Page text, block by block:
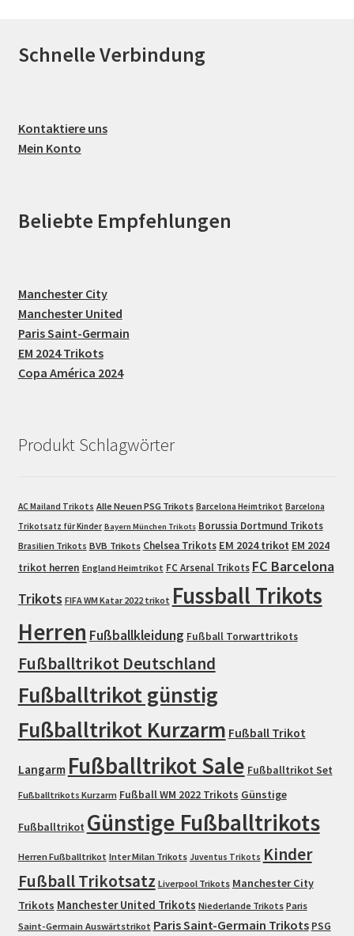
Schnelle Verbindung
Kontaktiere uns
Mein Konto
Beliebte Empfehlungen
Manchester City
Manchester United
Paris Saint-Germain
EM 2024 Trikots
Copa América 2024
Produkt Schlagwörter
AC Mailand Trikots Alle Neuen PSG Trikots Barcelona Heimtrikot Barcelona
Trikotsatz für Kinder Bayern München Trikots Borussia Dortmund Trikots
Brasilien Trikots BVB Trikots Chelsea Trikots EM 2024 trikot EM 2024
trikot herren England Heimtrikot FC Arsenal Trikots FC Barcelona
Trikots FIFA WM Katar 2022 trikot Fussball Trikots
Herren Fußballkleidung Fußball Torwarttrikots
Fußballtrikot Deutschland
Fußballtrikot günstig
Fußballtrikot Kurzarm Fußball Trikot
Langarm Fußballtrikot Sale Fußballtrikot Set
Fußballtrikots Kurzarm Fußball WM 2022 Trikots Günstige
Fußballtrikot Günstige Fußballtrikots
Herren Fußballtrikot Inter Milan Trikots Juventus Trikots Kinder
Fußball Trikotsatz Liverpool Trikots Manchester City
Trikots Manchester United Trikots Niederlande Trikots Paris
Saint-Germain Auswärtstrikot Paris Saint-Germain Trikots PSG